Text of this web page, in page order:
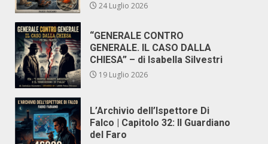
24 Luglio 2026
“GENERALE CONTRO
GENERALE. IL CASO DALLA
CHIESA” – di Isabella Silvestri
19 Luglio 2026
L’Archivio dell’Ispettore Di
Falco | Capitolo 32: Il Guardiano
del Faro